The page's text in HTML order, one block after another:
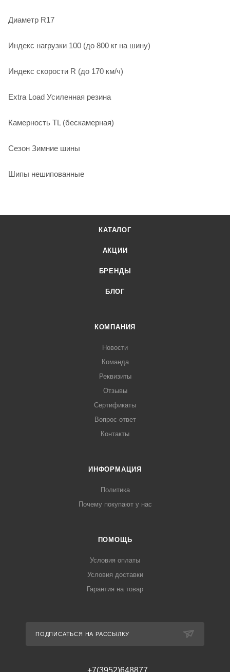
Диаметр R17
Индекс нагрузки 100 (до 800 кг на шину)
Индекс скорости R (до 170 км/ч)
Extra Load Усиленная резина
Камерность TL (бескамерная)
Сезон Зимние шины
Шипы нешипованные
КАТАЛОГ
АКЦИИ
БРЕНДЫ
БЛОГ
КОМПАНИЯ
Новости
Команда
Реквизиты
Отзывы
Сертификаты
Вопрос-ответ
Контакты
ИНФОРМАЦИЯ
Политика
Почему покупают у нас
ПОМОЩЬ
Условия оплаты
Условия доставки
Гарантия на товар
ПОДПИСАТЬСЯ НА РАССЫЛКУ
+7(3952)648877